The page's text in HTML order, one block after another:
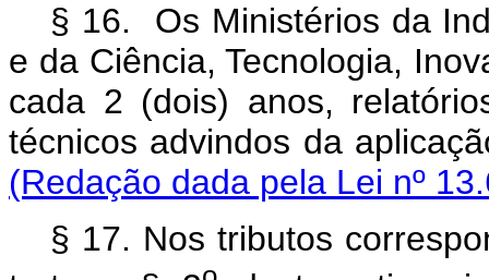
§ 16. Os Ministérios da
e da Ciência, Tecnologia,
cada 2 (dois) anos,
técnicos advindos da
(Redação dada pela Lei nº
§ 17. Nos tributos